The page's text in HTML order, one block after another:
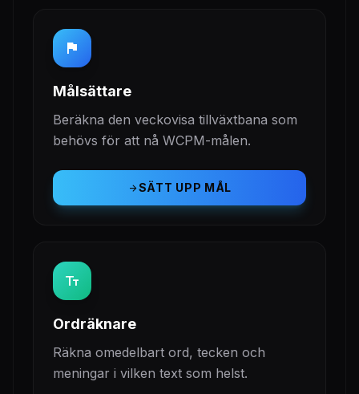
flag
Målsättare
Beräkna den veckovisa tillväxtbana som
behövs för att nå WCPM-målen.
arrow_forwardSÄTT UPP MÅL
text_fields
Ordräknare
Räkna omedelbart ord, tecken och
meningar i vilken text som helst.